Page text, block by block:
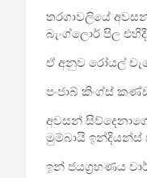
තරගාවලියේ
බැංග්ලොර් පිල
ඒ අනුව රෝයල්
පංජාබ් කිංග්ස්
අවසන්
මුම්බායි ඉන්දියන්ස්
ඉන් ජයග්‍රහණය